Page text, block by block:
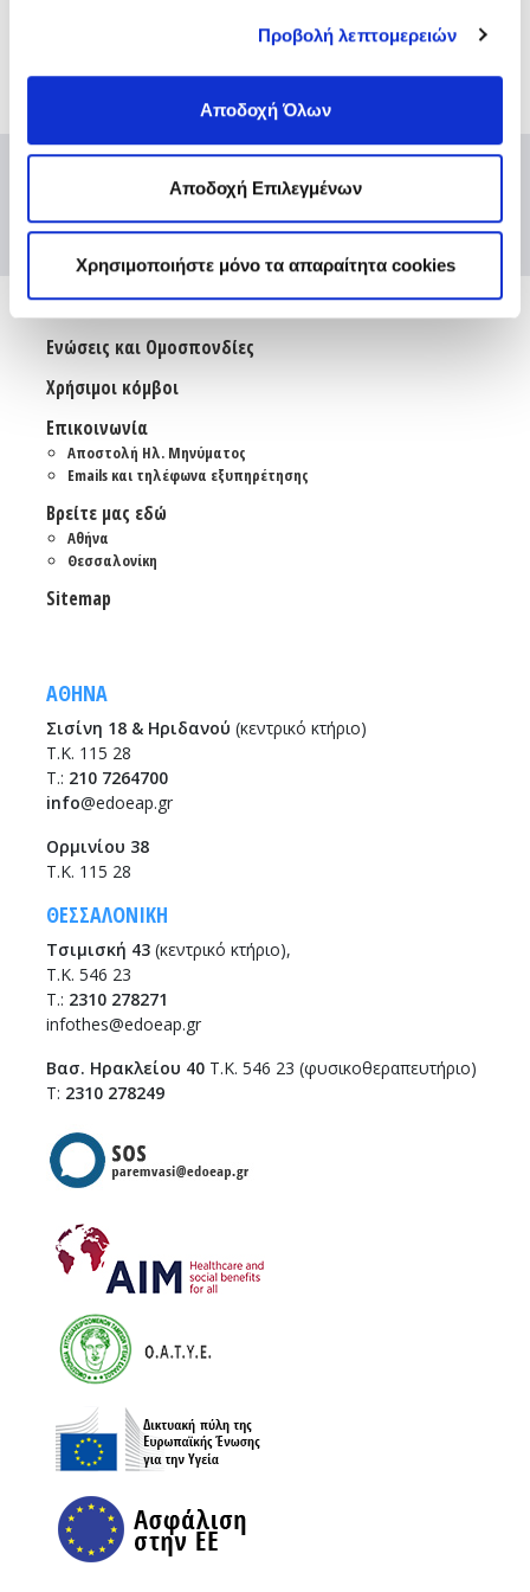
Προβολή λεπτομερειών
Αποδοχή Όλων
Αποδοχή Επιλεγμένων
Χρησιμοποιήστε μόνο τα απαραίτητα cookies
χημειοθεραπείες συνεχίζονται για όσο απαιτηθεί.
Ενώσεις και Ομοσπονδίες
Χρήσιμοι κόμβοι
Επικοινωνία
Αποστολή Ηλ. Μηνύματος
Emails και τηλέφωνα εξυπηρέτησης
Βρείτε μας εδώ
Αθήνα
Θεσσαλονίκη
Sitemap
ΑΘΗΝΑ
Σισίνη 18 & Ηριδανού (κεντρικό κτήριο)
Τ.Κ. 115 28
T.: 210 7264700
info@edoeap.gr
Ορμινίου 38
Τ.Κ. 115 28
ΘΕΣΣΑΛΟΝΙΚΗ
Τσιμισκή 43 (κεντρικό κτήριο),
Τ.Κ. 546 23
T.: 2310 278271
infothes@edoeap.gr
Βασ. Ηρακλείου 40 Τ.Κ. 546 23 (φυσικοθεραπευτήριο)
Τ: 2310 278249